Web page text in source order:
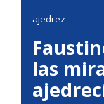
ajedrez
las